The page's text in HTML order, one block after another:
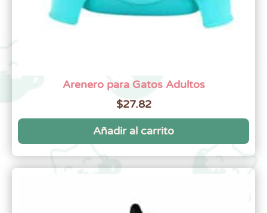
Arenero para Gatos Adultos
$27.82
Añadir al carrito